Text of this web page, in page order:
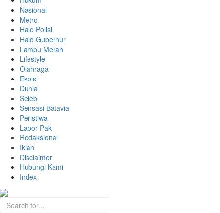
Nasional
Metro
Halo Polisi
Halo Gubernur
Lampu Merah
Lifestyle
Olahraga
Ekbis
Dunia
Seleb
Sensasi Batavia
Peristiwa
Lapor Pak
Redaksional
Iklan
Disclaimer
Hubungi Kami
Index